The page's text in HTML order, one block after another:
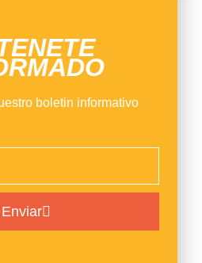
boletin informativo
Enviar